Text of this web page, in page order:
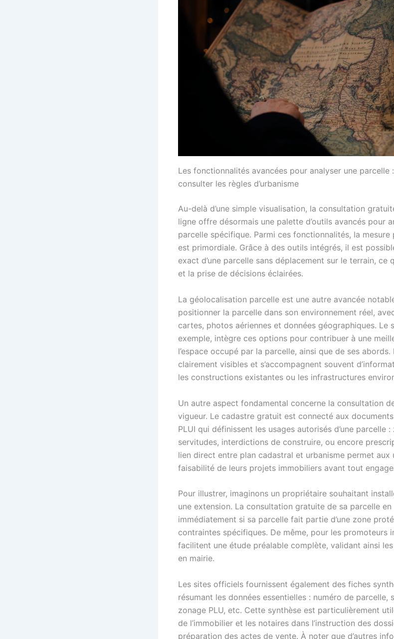
Les fonctionnalités avancées pour analyser une parcelle
consulter les règles d’urbanisme
Au-delà d’une simple visualisation, la consultation
ligne offre désormais une palette d’outils avancés pour
parcelle spécifique. Parmi ces fonctionnalités, la
est primordiale. Grâce à des outils intégrés, il est
exact d’une parcelle sans déplacement sur le terrain, ce
et la prise de décisions éclairées.
La géolocalisation parcelle est une autre avancée
positionner la parcelle dans son environnement réel,
cartes, photos aériennes et données géographiques. Le
exemple, intègre ces options pour contribuer à une
l’espace occupé par la parcelle, ainsi que de ses
clairement visibles et s’accompagnent souvent
les constructions existantes ou les infrastructures
Un autre aspect fondamental concerne la consultation
vigueur. Le cadastre gratuit est connecté aux
PLUI qui définissent les usages autorisés d’une parcelle
servitudes, interdictions de construire, ou encore
lien direct entre plan cadastral et urbanisme permet aux
faisabilité de leurs projets immobiliers avant tout
Pour illustrer, imaginons un propriétaire souhaitant
une extension. La consultation gratuite de sa parcelle
immédiatement si sa parcelle fait partie d’une zone
contraintes spécifiques. De même, pour les promoteurs
facilitent une étude préalable complète, validant ainsi
en mairie.
Les sites officiels fournissent également des fiches
résumant les données essentielles : numéro de
zonage PLU, etc. Cette synthèse est particulièrement
de l’immobilier et les notaires dans l’instruction des
préparation des actes de vente. À noter que d’autres